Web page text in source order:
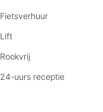
Fietsverhuur
Lift
Rookvrij
24-uurs receptie